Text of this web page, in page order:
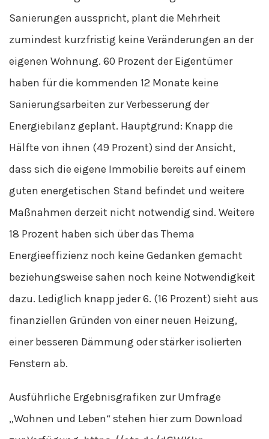
Sanierungen ausspricht, plant die Mehrheit
zumindest kurzfristig keine Veränderungen an der
eigenen Wohnung. 60 Prozent der Eigentümer
haben für die kommenden 12 Monate keine
Sanierungsarbeiten zur Verbesserung der
Energiebilanz geplant. Hauptgrund: Knapp die
Hälfte von ihnen (49 Prozent) sind der Ansicht,
dass sich die eigene Immobilie bereits auf einem
guten energetischen Stand befindet und weitere
Maßnahmen derzeit nicht notwendig sind. Weitere
18 Prozent haben sich über das Thema
Energieeffizienz noch keine Gedanken gemacht
beziehungsweise sahen noch keine Notwendigkeit
dazu. Lediglich knapp jeder 6. (16 Prozent) sieht aus
finanziellen Gründen von einer neuen Heizung,
einer besseren Dämmung oder stärker isolierten
Fenstern ab.
Ausführliche Ergebnisgrafiken zur Umfrage
„Wohnen und Leben“ stehen hier zum Download